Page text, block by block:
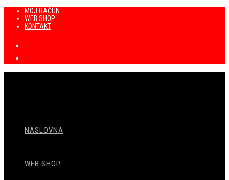
Preskoči
sadržaj
MOJ RAČUN
WEB SHOP
KONTAKT
NASLOVNA
WEB SHOP